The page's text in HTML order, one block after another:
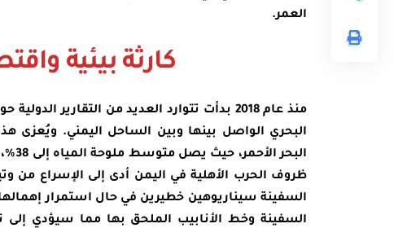
العمر.
كارثة بيئية
منذ عام 2018 بدأت تتوارد العديد من
البحري الواصل بينها وبين الساحل اليمني. ويُعزى هذا
ظروف الحرب الأهلية في اليمن أدى إلى الإسراع من
السفينة سيناريوهين خطيرين في حال استمرار
السفينة وخط الأنابيب الملحق بها مما سيؤدي إلى